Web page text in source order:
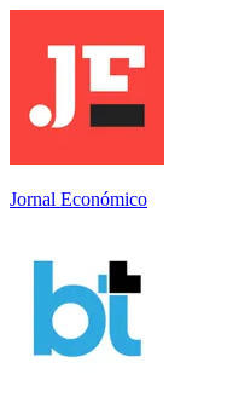
Jornal Económico